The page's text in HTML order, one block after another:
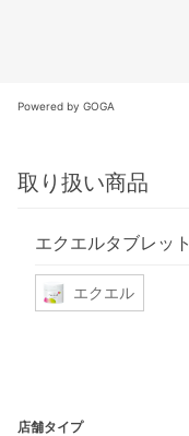
Powered by GOGA
取り扱い商品
エクエルタブレット
エクエル
店舗タイプ